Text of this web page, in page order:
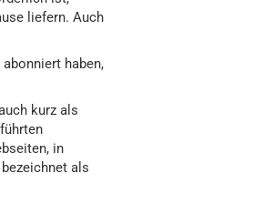
liefern. Auch
haben,
kurz als
in
als